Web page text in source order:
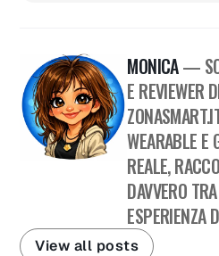
MONICA—
E REVIEWER
WEARABLE E
REALE,
DAVVERO
ESPERIENZA
View all posts